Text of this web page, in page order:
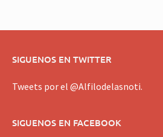
SIGUENOS EN TWITTER
Tweets por el @Alfilodelasnoti.
SIGUENOS EN FACEBOOK